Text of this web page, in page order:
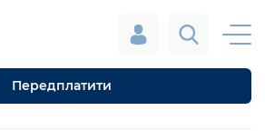
Передплатити